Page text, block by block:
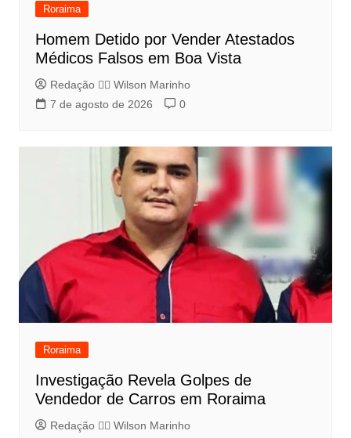
Roraima
Homem Detido por Vender Atestados
Médicos Falsos em Boa Vista
Redação 👨‍⚖️​ Wilson Marinho
7 de agosto de 2026
0
Roraima
Investigação Revela Golpes de
Vendedor de Carros em Roraima
Redação 👨‍⚖️​ Wilson Marinho